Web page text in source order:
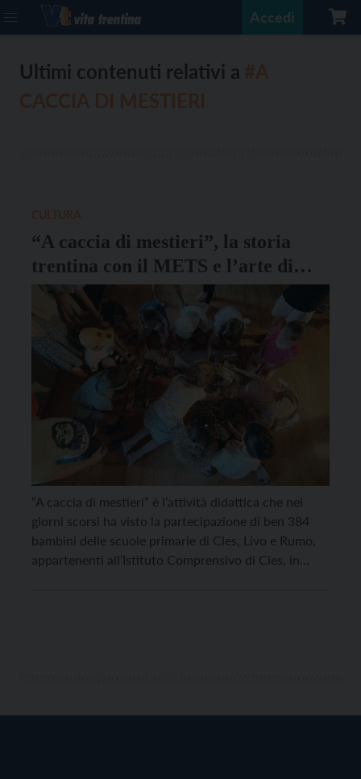
Accedi
Ultimi contenuti relativi a
“A caccia di mestieri”, la storia
trentina con il METS e l’arte di
Danilo Pozzatti
“A caccia di mestieri” è l’attività didattica che nei
giorni scorsi ha visto la partecipazione di ben 384
bambini delle scuole primarie di Cles, Livo e Rumo,
appartenenti all’Istituto Comprensivo di Cles, in